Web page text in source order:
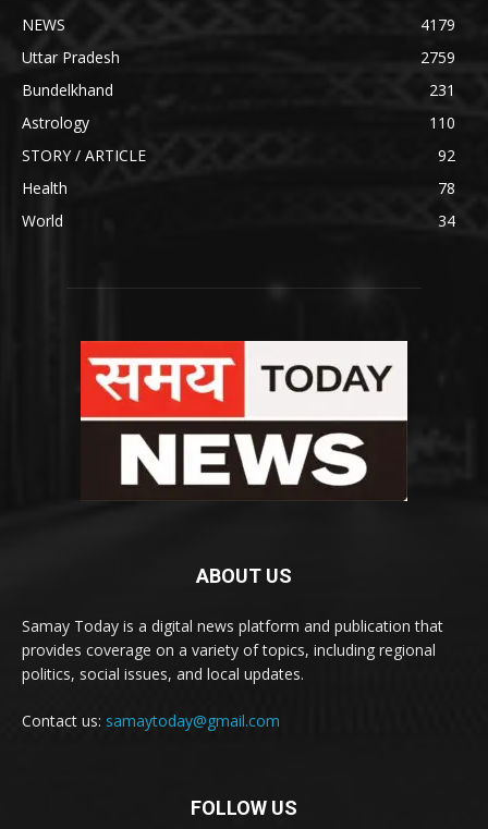
NEWS
4179
Uttar Pradesh
2759
Bundelkhand
231
Astrology
110
STORY / ARTICLE
92
Health
78
World
34
ABOUT US
Samay Today is a digital news platform and publication that
provides coverage on a variety of topics, including regional
politics, social issues, and local updates.
Contact us: samaytoday@gmail.com
FOLLOW US